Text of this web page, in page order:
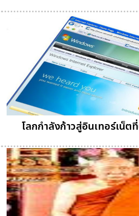
โลกกำลังก้าวสู่อินเทอร์เน็ต